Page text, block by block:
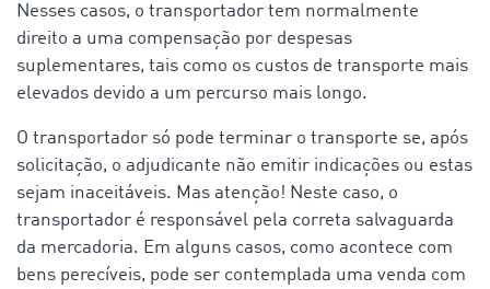
Nesses casos, o transportador tem normalmente
direito a uma compensação por despesas
suplementares, tais como os custos de transporte mais
elevados devido a um percurso mais longo.
O transportador só pode terminar o transporte se, após
solicitação, o adjudicante não emitir indicações ou estas
sejam inaceitáveis. Mas atenção! Neste caso, o
transportador é responsável pela correta salvaguarda
da mercadoria. Em alguns casos, como acontece com
bens perecíveis, pode ser contemplada uma venda com